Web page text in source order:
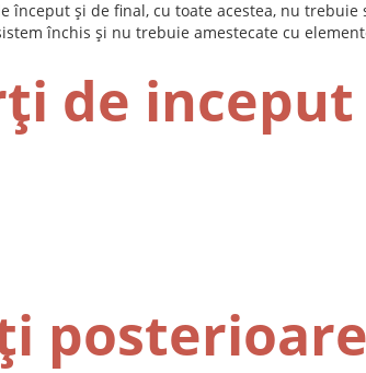
început și de final, cu toate acestea, nu
închis și nu trebuie amestecate cu
de inceput
posterioare